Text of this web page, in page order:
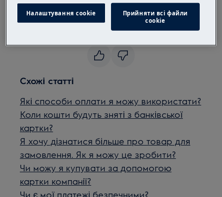
28 20 або за електронною поштою
webshop.ua@electrolux.com
Схожі статті
Які способи оплати я можу використати?
Коли кошти будуть зняті з банківської
картки?
Я хочу дізнатися більше про товар для
замовлення. Як я можу це зробити?
Чи можу я купувати за допомогою
картки компанії?
Чи є мої платежі безпечними?
Налаштування cookie
Прийняти всі файли
сookie